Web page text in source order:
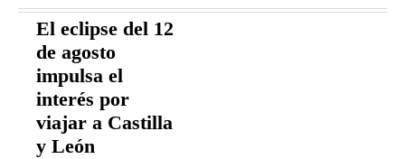
El eclipse del 12
de agosto
impulsa el
interés por
viajar a Castilla
y León